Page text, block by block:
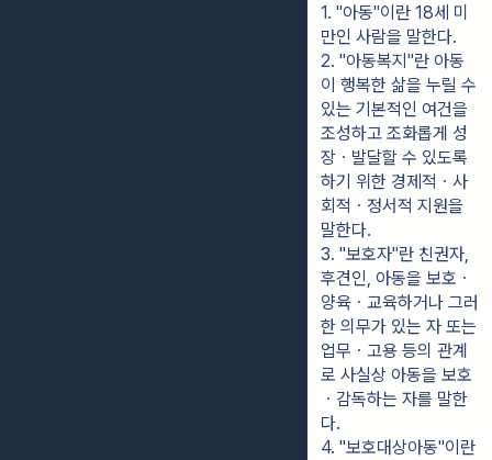
1. "아동"이란 18세 미
만인 사람을 말한다.
2. "아동복지"란 아동
이 행복한 삶을 누릴 수
있는 기본적인 여건을
조성하고 조화롭게 성
장ㆍ발달할 수 있도록
하기 위한 경제적ㆍ사
회적ㆍ정서적 지원을
말한다.
3. "보호자"란 친권자,
후견인, 아동을 보호ㆍ
양육ㆍ교육하거나 그러
한 의무가 있는 자 또는
업무ㆍ고용 등의 관계
로 사실상 아동을 보호
ㆍ감독하는 자를 말한
다.
4. "보호대상아동"이란